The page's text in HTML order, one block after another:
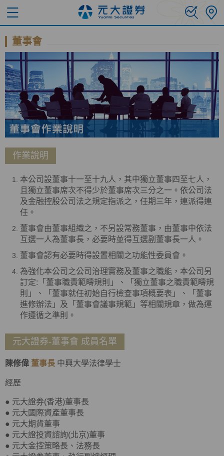
董事會
作業說明
本公司設董事十一至十九人，其中獨立董事四至七人，
且獨立董事席次不得少於董事席次三分之一。依公司法
及金融控股公司法之規定指派之，任期三年，連派得連
任。
董事會由董事組織之，不另設常務董事，由董事中依法
互選一人為董事長，必要時並得互選副董事長一人。
董事會認有必要時得設置相關之功能性委員會。
為強化本公司之公司治理實務及董事之職能，本公司另
訂定:「董事職責範疇規則」、「獨立董事之職責範疇規
則」、「董事就任初始自行檢查事項概要表」、「董事
進修辦法」及「董事會議事規範」等相關規章，做為運
作遵循之準則。
元大證券-董事會 成員名單
陳修偉 董事長 中興大學法律學士
經歷
● 元大證券(香港)董事長
● 元大國際資產董事長
● 元大期貨董事
● 元大證投資諮詢(北京)董事
● 元大金控策略長、法務長